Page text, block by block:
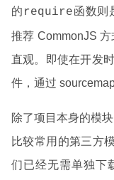
的 require函数则
推荐 CommonJS
直观。即使在开发
件，通过
除了项目本身的模
比较常用的第三方
们已经无需单独下